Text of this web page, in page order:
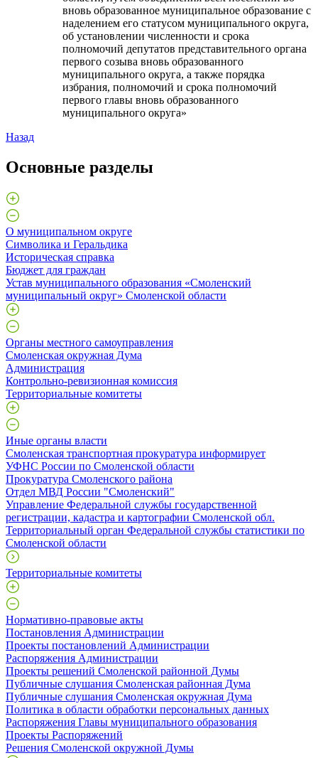
вновь образованное муниципальное образование с
наделением его статусом муниципального округа,
об установлении численности и срока
полномочий депутатов представительного органа
первого созыва вновь образованного
муниципального округа, а также порядка
избрания, полномочий и срока полномочий
первого главы вновь образованного
муниципального округа»
Назад
Основные разделы
О муниципальном округе
Символика и Геральдика
Историческая справка
Бюджет для граждан
Устав муниципального образования «Смоленский
муниципальный округ» Смоленской области
Органы местного самоуправления
Смоленская окружная Дума
Администрация
Контрольно-ревизионная комиссия
Территориальные комитеты
Иные органы власти
Смоленская транспортная прокуратура информирует
УФНС России по Смоленской области
Прокуратура Смоленского района
Отдел МВД России "Смоленский"
Управление Федеральной службы государственной
регистрации, кадастра и картографии Смоленской обл.
Территориальный орган Федеральной службы статистики по
Смоленской области
Территориальные комитеты
Нормативно-правовые акты
Постановления Администрации
Проекты постановлений Администрации
Распоряжения Администрации
Проекты решений Смоленской районной Думы
Публичные слушания Смоленская районная Дума
Публичные слушания Смоленская окружная Дума
Политика в области обработки персональных данных
Распоряжения Главы муниципального образования
Проекты Распоряжений
Решения Смоленской окружной Думы